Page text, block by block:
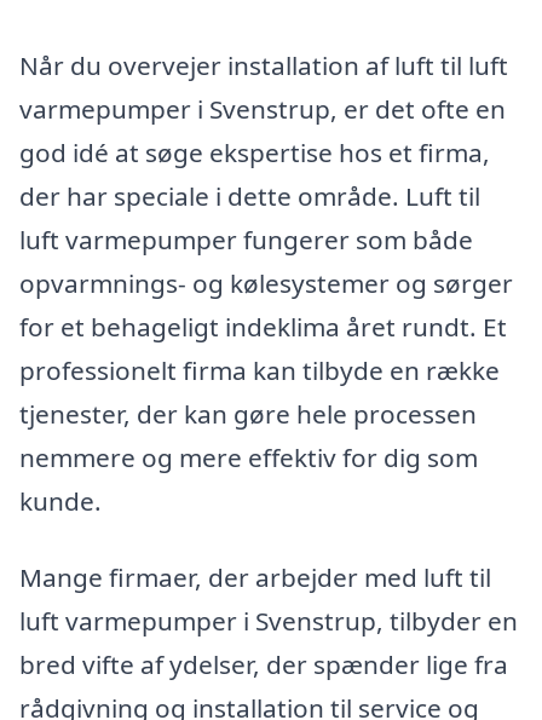
Når du overvejer installation af luft til luft
varmepumper i Svenstrup, er det ofte en
god idé at søge ekspertise hos et firma,
der har speciale i dette område. Luft til
luft varmepumper fungerer som både
opvarmnings- og kølesystemer og sørger
for et behageligt indeklima året rundt. Et
professionelt firma kan tilbyde en række
tjenester, der kan gøre hele processen
nemmere og mere effektiv for dig som
kunde.
Mange firmaer, der arbejder med luft til
luft varmepumper i Svenstrup, tilbyder en
bred vifte af ydelser, der spænder lige fra
rådgivning og installation til service og